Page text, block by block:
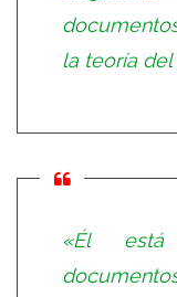
la teoría del
«Él está